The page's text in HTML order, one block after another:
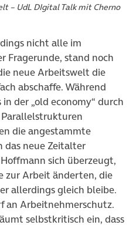
– UdL DIgital Talk mit Cherno
nicht alle im
Fragerunde, stand noch
neue Arbeitswelt die
abschaffe. Während
der „old economy“ durch
die angestammte
das neue Zeitalter
sich überzeugt,
zur Arbeit änderten, die
allerdings gleich bleibe.
an Arbeitnehmerschutz.
selbstkritisch ein, dass